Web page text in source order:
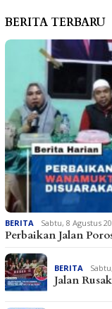
BERITA TERBARU
BERITA Sabtu, 8 Agustus
Perbaikan Jalan
BERITA
Jalan